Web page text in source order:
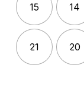
14
15
20
21